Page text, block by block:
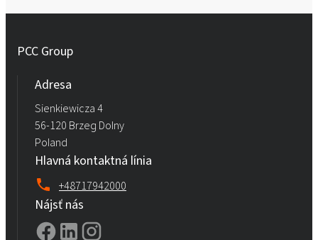
PCC Group
Adresa
Sienkiewicza 4
56-120 Brzeg Dolny
Poland
Hlavná kontaktná línia
+48717942000
Nájsť nás